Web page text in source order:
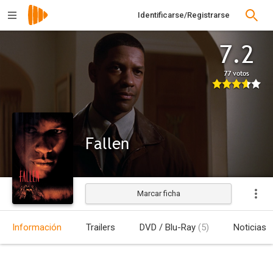
Identificarse/Registrarse
7.2
77 votos
Fallen
Estrenada
Marcar ficha
Información Trailers DVD / Blu-Ray (5) Noticias